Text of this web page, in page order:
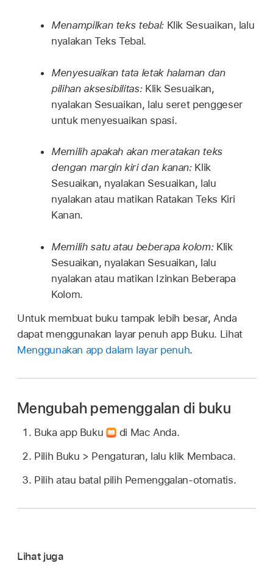
Menampilkan teks tebal:Klik Sesuaikan, lalu
nyalakan Teks Tebal.
Menyesuaikan tata letak halaman dan
pilihan aksesibilitas:Klik Sesuaikan,
nyalakan Sesuaikan, lalu seret penggeser
untuk menyesuaikan spasi.
Memilih apakah akan meratakan teks
dengan margin kiri dan kanan:Klik
Sesuaikan, nyalakan Sesuaikan, lalu
nyalakan atau matikan Ratakan Teks Kiri
Kanan.
Memilih satu atau beberapa kolom:Klik
Sesuaikan, nyalakan Sesuaikan, lalu
nyalakan atau matikan Izinkan Beberapa
Kolom.
Untuk membuat buku tampak lebih besar, Anda
dapat menggunakan layar penuh app Buku. Lihat
Menggunakan app dalam layar penuh.
Mengubah pemenggalan di buku
Buka app Buku
di Mac Anda.
Pilih Buku > Pengaturan, lalu klik Membaca.
Pilih atau batal pilih Pemenggalan-otomatis.
Lihat juga